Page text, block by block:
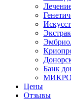
Банк
МИКРО-
Цены
Отзывы